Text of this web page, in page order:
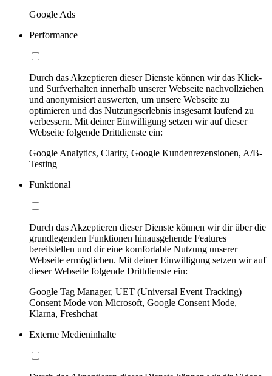
Google Ads
Performance
Durch das Akzeptieren dieser Dienste können wir das Klick-
und Surfverhalten innerhalb unserer Webseite nachvollziehen
und anonymisiert auswerten, um unsere Webseite zu
optimieren und das Nutzungserlebnis insgesamt laufend zu
verbessern. Mit deiner Einwilligung setzen wir auf dieser
Webseite folgende Drittdienste ein:
Google Analytics, Clarity, Google Kundenrezensionen, A/B-
Testing
Funktional
Durch das Akzeptieren dieser Dienste können wir dir über die
grundlegenden Funktionen hinausgehende Features
bereitstellen und dir eine komfortable Nutzung unserer
Webseite ermöglichen. Mit deiner Einwilligung setzen wir auf
dieser Webseite folgende Drittdienste ein:
Google Tag Manager, UET (Universal Event Tracking)
Consent Mode von Microsoft, Google Consent Mode,
Klarna, Freshchat
Externe Medieninhalte